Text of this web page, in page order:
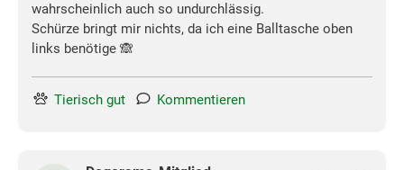
wahrscheinlich auch so undurchlässig.
Schürze bringt mir nichts, da ich eine Balltasche oben
links benötige 🙈
Tierisch gut Kommentieren